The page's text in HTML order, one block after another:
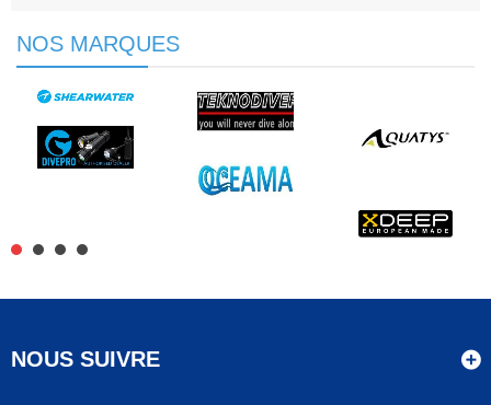
NOS MARQUES
NOUS SUIVRE